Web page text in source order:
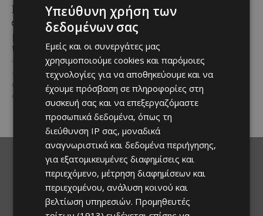
Η Arla Protein
συνεχίζει να καινοτομεί
με το Arla Protein Food
to Go.
Το πλήρες γεύμα που ακολουθεί
τον ρυθμό της σύγχρονης ζωής.
Οι σύγχρονοι ρυθμοί της ζωής
αλλάζουν τον τρόπο που...
Νέος Γενικός Διευθυντής
του Hilton Nicosia ο
Ilio Rodoni
Καθήκοντα Γενικού Διευθυντή
στο Hilton Nicosia αναλαμβάνει ο
Ilio Rodoni, παίρνοντας τη
σκυτάλη από τον κ. Εύρο
Στυλιανού,...
Υπεύθυνη χρήση των
δεδομένων σας
Εμείς και οι συνεργάτες μας
χρησιμοποιούμε cookies και παρόμοιες
τεχνολογίες για να αποθηκεύουμε και να
έχουμε πρόσβαση σε πληροφορίες στη
συσκευή σας και να επεξεργαζόμαστε
προσωπικά δεδομένα, όπως τη
διεύθυνση IP σας, μοναδικά
αναγνωριστικά και δεδομένα περιήγησης,
για εξατομικευμένες διαφημίσεις και
περιεχόμενο, μέτρηση διαφημίσεων και
περιεχομένου, ανάλυση κοινού και
βελτίωση υπηρεσιών. Προμηθευτές